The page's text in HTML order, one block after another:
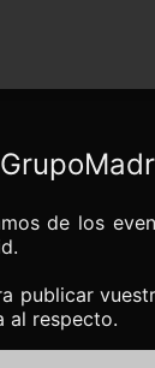
de los
publicar
al respecto.